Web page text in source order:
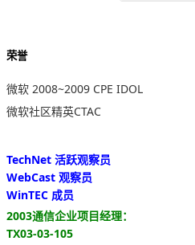
荣誉
微软 2008~2009 CPE IDOL
微软社区精英CTAC
TechNet 活跃观察员
WebCast 观察员
WinTEC 成员
2003通信企业项目经理：
TX03-03-105